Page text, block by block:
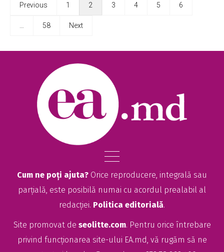
Previous 1 2 3 4 5 6
58 Next
Cum ne poți ajuta? Orice reproducere, integrală sau
parțială, este posibilă numai cu acordul prealabil al
redacției. Politica editorială.
Site promovat de seolitte.com. Pentru orice întrebare
privind funcționarea site-ului EA.md, vă rugăm să ne